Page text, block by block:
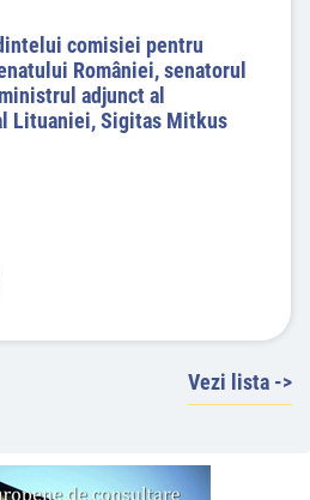
comisiei pentru
României, senatorul
adjunct al
Lituaniei, Sigitas Mitkus
Vezi lista ->